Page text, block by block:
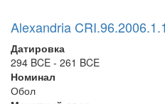
Alexandria CRI.96.2006.1.1
Датировка
294 BCE - 261 BCE
Номинал
Обол